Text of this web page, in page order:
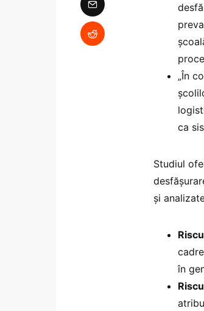
„În
ca
Studiul
și
în